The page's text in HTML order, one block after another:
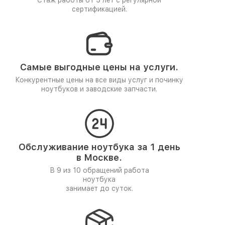
сертификацией.
Самые выгодные цены на услуги.
Конкурентные цены на все виды услуг и починку
ноутбуков и заводские запчасти.
Обслуживание ноутбука за 1 день
в Москве.
В 9 из 10 обращений работа
ноутбука
занимает до суток.